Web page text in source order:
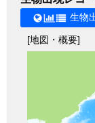
生物
[地図・概要]